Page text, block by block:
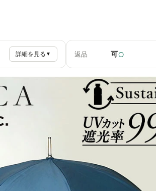
詳細を見る ▼ 返品 可○